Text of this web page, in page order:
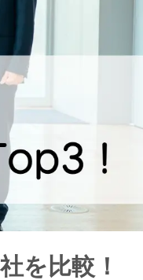
を比較！